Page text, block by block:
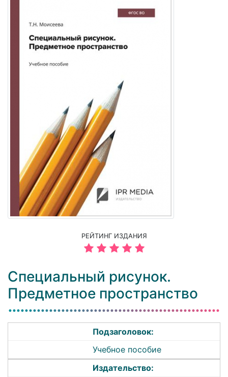
РЕЙТИНГ ИЗДАНИЯ
Специальный рисунок.
Предметное пространство
Подзаголовок:
Учебное пособие
Издательство: